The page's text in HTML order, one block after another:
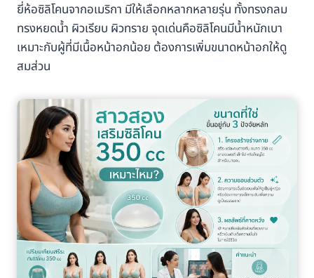
ยี่ห้อซิลิโคนจากอเมริกา มีให้เลือกหลากหลายรุ่น ทั้งทรงกลม
ทรงหยดน้ำ ผิวเรียบ ผิวทราย จุดเด่นคือซิลิโคนมีน้ำหนักเบา
เหมาะกับผู้ที่มีเนื้อหน้าอกน้อย ต้องการเพิ่มขนาดหน้าอกให้ดู
สมส่วน